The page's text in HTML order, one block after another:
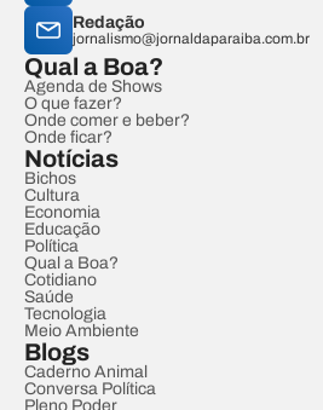
Redação
jornalismo@jornaldaparaiba.com.br
Qual a Boa?
Agenda de Shows
O que fazer?
Onde comer e beber?
Onde ficar?
Notícias
Bichos
Cultura
Economia
Educação
Política
Qual a Boa?
Cotidiano
Saúde
Tecnologia
Meio Ambiente
Blogs
Caderno Animal
Conversa Política
Pleno Poder